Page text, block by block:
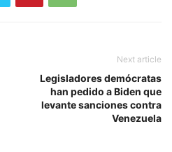
Next article
Legisladores demócratas
han pedido a Biden que
levante sanciones contra
Venezuela